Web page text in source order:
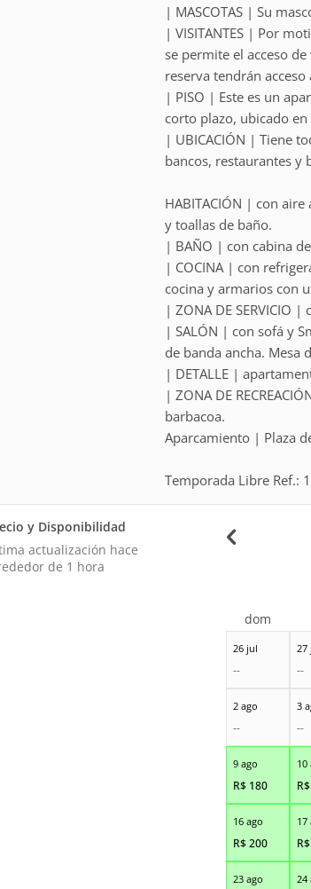
| MASCOTAS | Su
| VISITANTES | Por
se permite el acceso
reserva tendrán acceso
| PISO | Este es un
corto plazo, ubicado
| UBICACIÓN | Tiene
bancos, restaurantes y
HABITACIÓN | con
y toallas de baño.
| BAÑO | con cabina
| COCINA | con
cocina y armarios con
| ZONA DE SERVICIO
| SALÓN | con sofá y
de banda ancha. Mesa
| DETALLE |
| ZONA DE
barbacoa.
Aparcamiento | Plaza
Temporada Libre Ref.:
y Disponibilidad
actualización hace
de 1 hora
26 jul
--
27
--
2 ago
--
3
--
9 ago
R$ 180
10
R$
16 ago
R$200
17
R$
23 ago 24
dom